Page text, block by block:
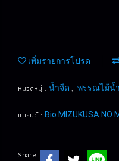
เพิ่มรายการโปรด
หมวดหมู่ : น้ำจืด , พรรณไม้น้ำ
แบรนด์ : Bio MIZUKUSA NO
Share